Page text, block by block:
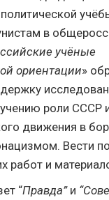
в
учёные
ориентации»
роли СССР
движения в
Вести
работ и
“Правда” и “